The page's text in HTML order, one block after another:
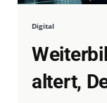
Digital
altert,